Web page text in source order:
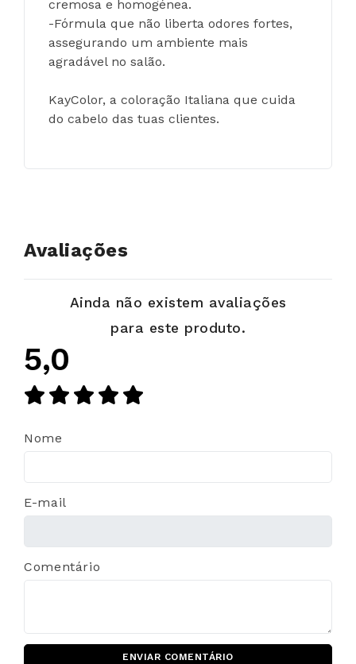
cremosa e homogénea.
-Fórmula que não liberta odores fortes,
assegurando um ambiente mais
agradável no salão.
KayColor, a coloração Italiana que cuida
do cabelo das tuas clientes.
Avaliações
Ainda não existem avaliações
para este produto.
5,0
Nome
E-mail
Comentário
ENVIAR COMENTÁRIO